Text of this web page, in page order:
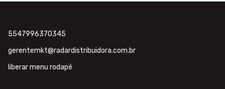
5547996370345
gerentemkt@radardistribuidora.com.br
liberar menu rodapé